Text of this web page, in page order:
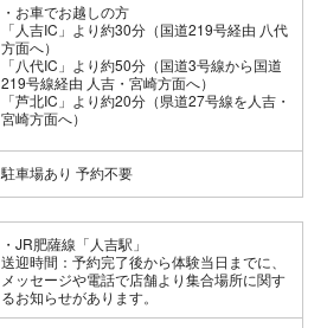
お車でお越しの方
「人吉IC」より約30分（国道219号経由 八代
方面へ）
「八代IC」より約50分（国道3号線から国道
219号線経由 人吉・宮崎方面へ）
「芦北IC」より約20分（県道27号線を人吉・
宮崎方面へ）
駐車場あり 予約不要
JR肥薩線「人吉駅」
送迎時間：予約完了後から体験当日までに、
メッセージや電話で店舗より集合場所に関す
るお知らせがあります。